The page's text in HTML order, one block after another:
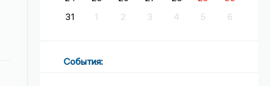
31
1 2 3 4 5 6
События: